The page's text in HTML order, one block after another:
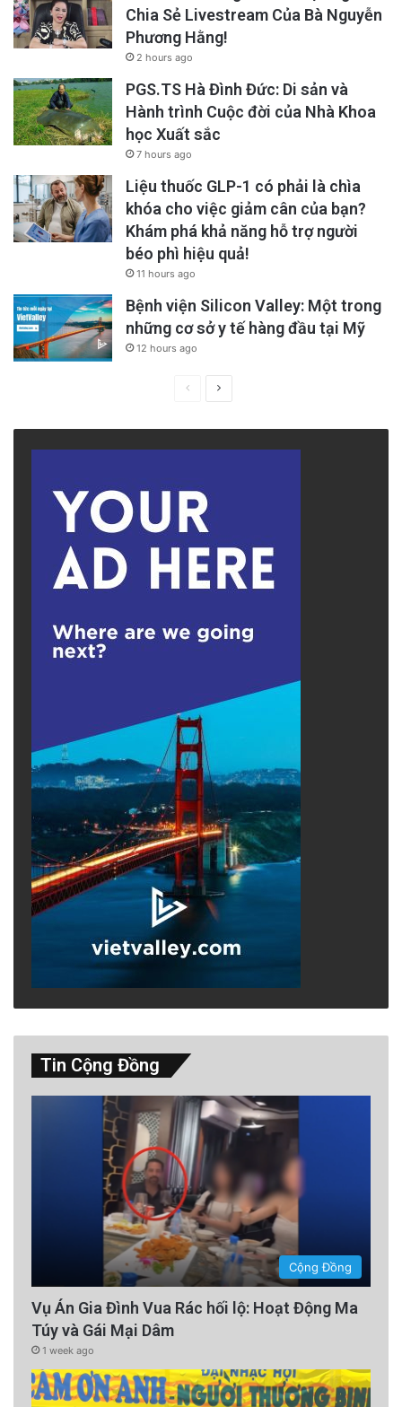
phòng vệ vật lý chỉ trong vài mili giây.
Tại sao lại là sự “châm chích” ?
Cảm giác đau nhẹ hoặc châm chích đi kèm
với vị chua cực hạn đến từ việc kích thích các
là những dây thần kinh chịu trách nhiệm cho
cảm giác đau, nhiệt độ và xúc giác ở vùng
mặt. Acid mạnh thực tế gây ra một kích ứng
hóa học nhẹ lên niêm mạc miệng, khiến não
đang gặp nguy hiểm.
Khuôn mặt nhăn nhó khi cắn một múi cam
chua – mũi nhăn, mắt nheo, môi mím chặt –
làm ví dụ điển hình về phản ứng từ chối. Loại
phản ứng phòng vệ này cũng thể hiện qua các
hành vi không tự nguyện liên quan đến hương
vị quá đắng hoặc quá cay. Trong thế giới tự
nhiên, vị chua thường đóng vai trò như một
dấu hiệu cảnh báo đỏ.
Ngăn chặn sự xâm nhập của chất độc
Cái nhăn mặt phục vụ một mục đích cơ học rõ
ràng:
Chia Sẻ Livestream Của Bà Nguyễn
Phương Hằng!
2 hours ago
PGS.TS Hà Đình Đức: Di sản và
Hành trình Cuộc đời của Nhà Khoa
học Xuất sắc
7 hours ago
Liệu thuốc GLP-1 có phải là chìa
khóa cho việc giảm cân của bạn?
Khám phá khả năng hỗ trợ người
béo phì hiệu quả!
11 hours ago
Bệnh viện Silicon Valley: Một trong
những cơ sở y tế hàng đầu tại Mỹ
12 hours ago
PreviousNext
Tin Cộng Đồng
Cộng Đồng
Vụ Án Gia Đình Vua Rác hối lộ: Hoạt Động Ma
Túy và Gái Mại Dâm
1 week ago